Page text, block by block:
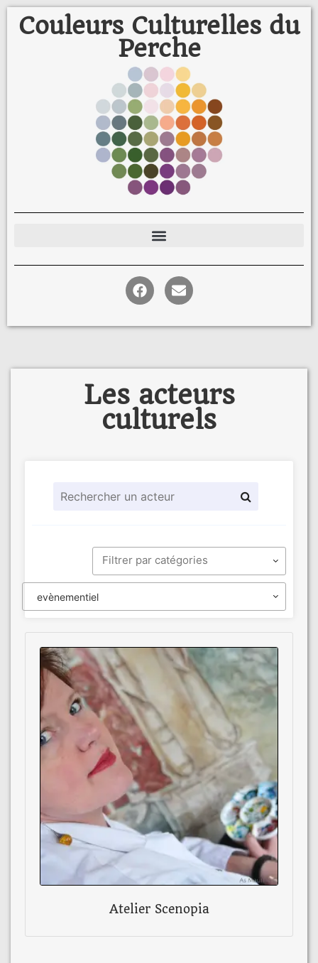
Couleurs Culturelles du
Perche
Les acteurs
culturels
evènementiel
Atelier Scenopia